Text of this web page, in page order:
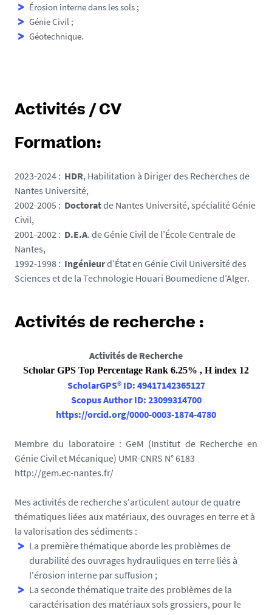
Érosion interne dans les sols ;
Génie Civil ;
Géotechnique.
Activités / CV
Formation:
2023-2024 : HDR, Habilitation à Diriger des Recherches de
Nantes Université,
2002-2005 : Doctoratde Nantes Université, spécialité Génie
Civil,
2001-2002 : D.E.A. de Génie Civil de l’École Centrale de
Nantes,
1992-1998 : Ingénieurd’État en Génie Civil Université des
Sciences et de la Technologie Houari Boumediene d’Alger.
Activités de recherche :
Activités de Recherche
Scholar GPS Top Percentage Rank 6.25% , H index 12
ScholarGPS® ID: 49417142365127
Scopus Author ID: 23099314700
https://orcid.org/0000-0003-1874-4780
Membre du laboratoire : GeM (Institut de Recherche en
Génie Civil et Mécanique) UMR-CNRS N° 6183
http://gem.ec-nantes.fr/
Mes activités de recherche s'articulent autour de quatre
thématiques liées aux matériaux, des ouvrages en terre et à
la valorisation des sédiments :
La première thématique aborde les problèmes de
durabilité des ouvrages hydrauliques en terre liés à
l'érosion interne par suffusion ;
La seconde thématique traite des problèmes de la
caractérisation des matériaux sols grossiers, pour le